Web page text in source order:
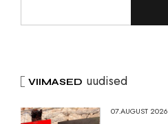
VIIMASED uudised
07.AUGUST 2026